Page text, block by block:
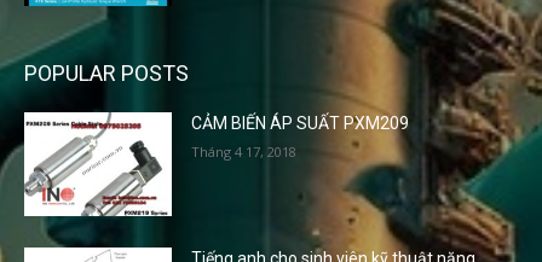
POPULAR POSTS
CẢM BIẾN ÁP SUẤT PXM209
Tháng 4 17, 2018
Tiếng anh cho sinh viên kỹ thuật năng